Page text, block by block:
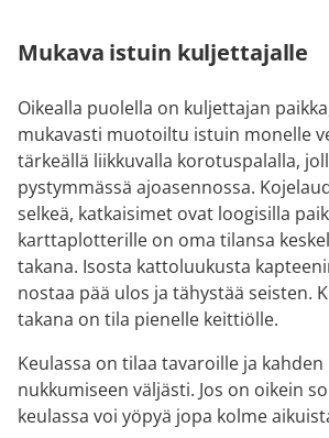
Mukava istuin kuljettajalle
Oikealla puolella on kuljettajan
mukavasti muotoiltu istuin monelle
tärkeällä liikkuvalla korotuspalalla,
pystymmässä ajoasennossa.
selkeä, katkaisimet ovat loogisilla
karttaplotterille on oma tilansa
takana. Isosta kattoluukusta
nostaa pää ulos ja tähystää seisten.
takana on tila pienelle keittiölle.
Keulassa on tilaa tavaroille ja
nukkumiseen väljästi. Jos on oikein
keulassa voi yöpyä jopa kolme